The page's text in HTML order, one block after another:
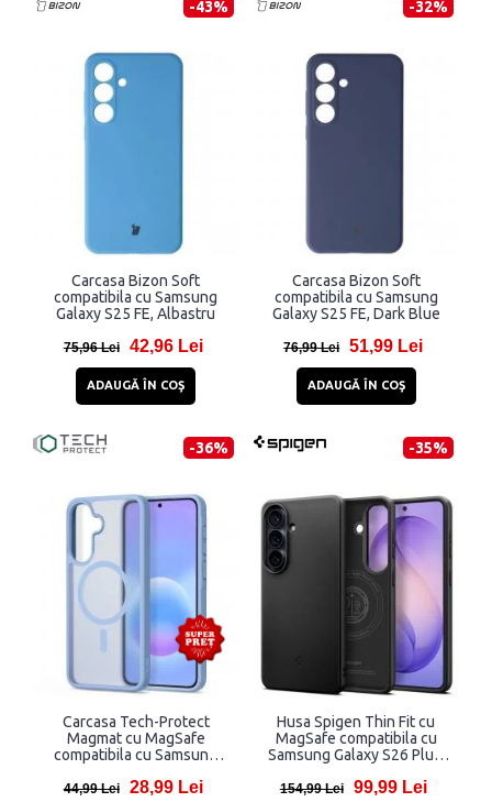
-43%
Carcasa Bizon Soft
compatibila cu Samsung
Galaxy S25 FE, Albastru
75,96 Lei 42,96 Lei
ADAUGĂ ÎN COŞ
-32%
Carcasa Bizon Soft
compatibila cu Samsung
Galaxy S25 FE, Dark Blue
76,99 Lei 51,99 Lei
ADAUGĂ ÎN COŞ
-36%
Carcasa Tech-Protect
Magmat cu MagSafe
compatibila cu Samsung
44,99 Lei 28,99 Lei
-35%
Husa Spigen Thin Fit cu
MagSafe compatibila cu
Samsung Galaxy S26 Plus,
154,99 Lei 99,99 Lei